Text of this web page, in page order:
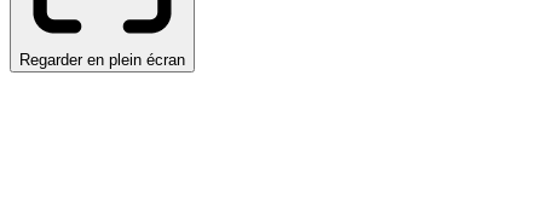
Regarder en plein écran